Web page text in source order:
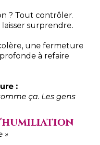
? Tout contrôler.
surprendre.
une fermeture
à refaire
:
ça. Les gens
»